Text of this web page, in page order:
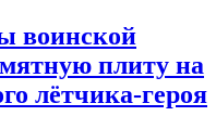
воинской
плиту на
лётчика-героя